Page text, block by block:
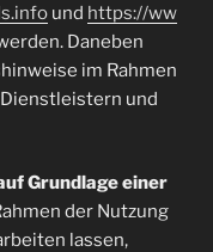
und https://ww
Daneben
im Rahmen
und
Grundlage einer
der Nutzung
lassen,